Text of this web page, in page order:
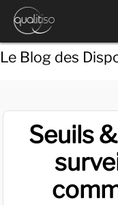
Le Blog des
Seuils